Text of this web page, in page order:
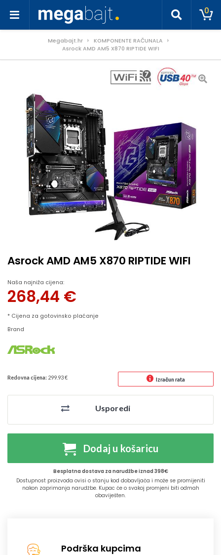
0
Megabajt.hr
KOMPONENTE RAČUNALA
Asrock AMD AM5 X870 RIPTIDE WIFI
Asrock AMD AM5 X870 RIPTIDE WIFI
Naša najniža cijena:
268,44 €
* Cijena za gotovinsko plaćanje
Brand
Redovna cijena: 299.93 € Izračun rata
Usporedi
Dodaj u košaricu
Besplatna dostava za narudžbe iznad 398€
Dostupnost proizvoda ovisi o stanju kod dobavljača i može se promijeniti
nakon zaprimanja narudžbe. Kupac će o svakoj promjeni biti odmah
obaviješten.
Podrška kupcima